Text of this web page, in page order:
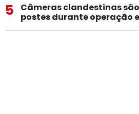
5
Câmeras clandestinas
postes durante operação